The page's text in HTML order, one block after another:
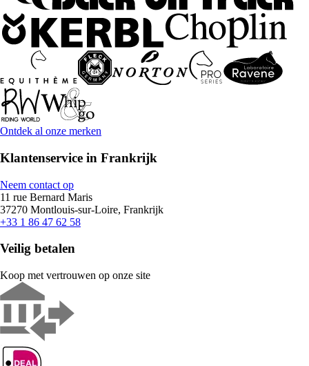
Ontdek al onze merken
Klantenservice in Frankrijk
Neem contact op
11 rue Bernard Maris
37270 Montlouis-sur-Loire, Frankrijk
+33 1 86 47 62 58
Veilig betalen
Koop met vertrouwen op onze site